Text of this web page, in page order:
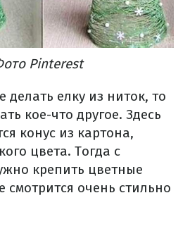
Pinterest
делать елку из ниток, то
кое-что другое. Здесь
конус из картона,
цвета. Тогда с
крепить цветные
очень стильно